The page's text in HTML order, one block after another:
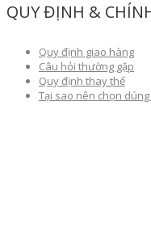
QUY ĐỊNH &
Quy định giao hàng
Câu hỏi thường gặp
Quy định thay thế
Tại sao nên chọn